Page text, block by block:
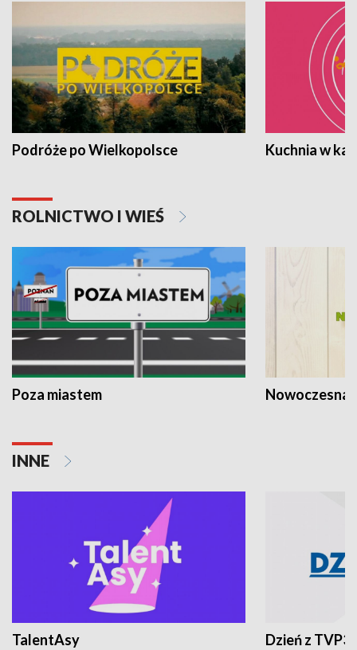
Podróże po Wielkopolsce Kuchnia w
ROLNICTWO I WIEŚ
Poza miastem Nowoczesna
INNE
TalentAsy Dzień z TVP3